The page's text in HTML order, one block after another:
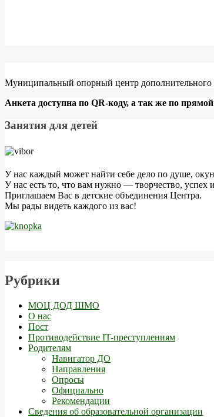
Муниципальный опорный центр дополнительного
Анкета доступна по QR-коду, а так же по
Занятия для детей
У нас каждый может найти себе дело по душе,
У нас есть то, что вам нужно — творчество, успех
Приглашаем Вас в детские объединения Центра.
Мы рады видеть каждого из вас!
Рубрики
МОЦ ДОД ШМО
О нас
Пост
Противодействие IT-преступлениям
Родителям
Навигатор ДО
Направления
Опросы
Официально
Рекомендации
Сведения об образовательной организации